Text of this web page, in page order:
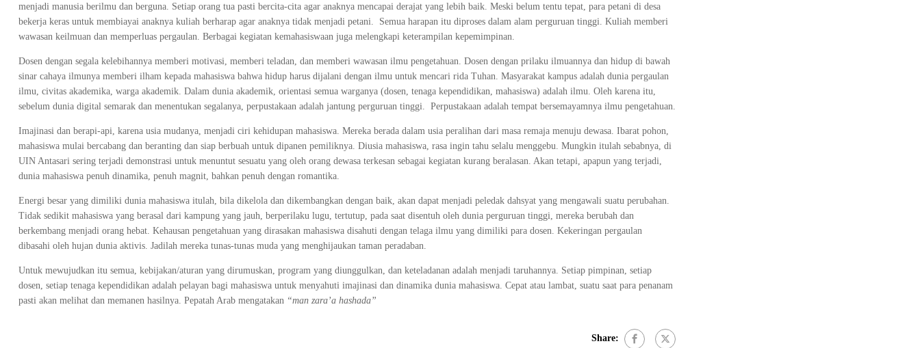
menjadi manusia berilmu dan berguna. Setiap orang tua pasti bercita-cita agar anaknya mencapai derajat yang lebih baik. Meski belum tentu tepat, para petani di desa
bekerja keras untuk membiayai anaknya kuliah berharap agar anaknya tidak menjadi petani. Semua harapan itu diproses dalam alam perguruan tinggi. Kuliah memberi
wawasan keilmuan dan memperluas pergaulan. Berbagai kegiatan kemahasiswaan juga melengkapi keterampilan kepemimpinan.
Dosen dengan segala kelebihannya memberi motivasi, memberi teladan, dan memberi wawasan ilmu pengetahuan. Dosen dengan prilaku ilmuannya dan hidup di bawah
sinar cahaya ilmunya memberi ilham kepada mahasiswa bahwa hidup harus dijalani dengan ilmu untuk mencari rida Tuhan. Masyarakat kampus adalah dunia pergaulan
ilmu, civitas akademika, warga akademik. Dalam dunia akademik, orientasi semua warganya (dosen, tenaga kependidikan, mahasiswa) adalah ilmu. Oleh karena itu,
sebelum dunia digital semarak dan menentukan segalanya, perpustakaan adalah jantung perguruan tinggi. Perpustakaan adalah tempat bersemayamnya ilmu pengetahuan.
Imajinasi dan berapi-api, karena usia mudanya, menjadi ciri kehidupan mahasiswa. Mereka berada dalam usia peralihan dari masa remaja menuju dewasa. Ibarat pohon,
mahasiswa mulai bercabang dan beranting dan siap berbuah untuk dipanen pemiliknya. Diusia mahasiswa, rasa ingin tahu selalu menggebu. Mungkin itulah sebabnya, di
UIN Antasari sering terjadi demonstrasi untuk menuntut sesuatu yang oleh orang dewasa terkesan sebagai kegiatan kurang beralasan. Akan tetapi, apapun yang terjadi,
dunia mahasiswa penuh dinamika, penuh magnit, bahkan penuh dengan romantika.
Energi besar yang dimiliki dunia mahasiswa itulah, bila dikelola dan dikembangkan dengan baik, akan dapat menjadi peledak dahsyat yang mengawali suatu perubahan.
Tidak sedikit mahasiswa yang berasal dari kampung yang jauh, berperilaku lugu, tertutup, pada saat disentuh oleh dunia perguruan tinggi, mereka berubah dan
berkembang menjadi orang hebat. Kehausan pengetahuan yang dirasakan mahasiswa disahuti dengan telaga ilmu yang dimiliki para dosen. Kekeringan pergaulan
dibasahi oleh hujan dunia aktivis. Jadilah mereka tunas-tunas muda yang menghijaukan taman peradaban.
Untuk mewujudkan itu semua, kebijakan/aturan yang dirumuskan, program yang diunggulkan, dan keteladanan adalah menjadi taruhannya. Setiap pimpinan, setiap
dosen, setiap tenaga kependidikan adalah pelayan bagi mahasiswa untuk menyahuti imajinasi dan dinamika dunia mahasiswa. Cepat atau lambat, suatu saat para penanam
pasti akan melihat dan memanen hasilnya. Pepatah Arab mengatakan “man zara’a hashada”
Share: